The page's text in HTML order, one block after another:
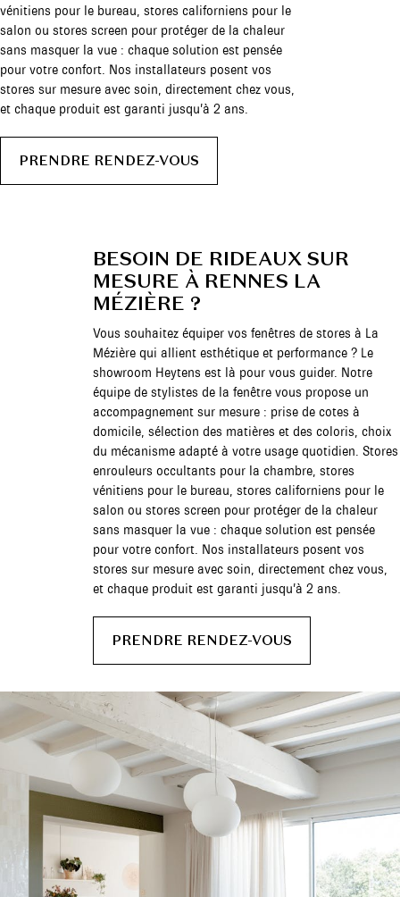
vénitiens pour le bureau, stores californiens pour le
salon ou stores screen pour protéger de la chaleur
sans masquer la vue : chaque solution est pensée
pour votre confort. Nos installateurs posent vos
stores sur mesure avec soin, directement chez vous,
et chaque produit est garanti jusqu’à 2 ans.
PRENDRE RENDEZ-VOUS
BESOIN DE RIDEAUX SUR
MESURE À RENNES LA
MÉZIÈRE ?
Vous souhaitez équiper vos fenêtres de stores à La
Mézière qui allient esthétique et performance ? Le
showroom Heytens est là pour vous guider. Notre
équipe de stylistes de la fenêtre vous propose un
accompagnement sur mesure : prise de cotes à
domicile, sélection des matières et des coloris, choix
du mécanisme adapté à votre usage quotidien. Stores
enrouleurs occultants pour la chambre, stores
vénitiens pour le bureau, stores californiens pour le
salon ou stores screen pour protéger de la chaleur
sans masquer la vue : chaque solution est pensée
pour votre confort. Nos installateurs posent vos
stores sur mesure avec soin, directement chez vous,
et chaque produit est garanti jusqu’à 2 ans.
PRENDRE RENDEZ-VOUS